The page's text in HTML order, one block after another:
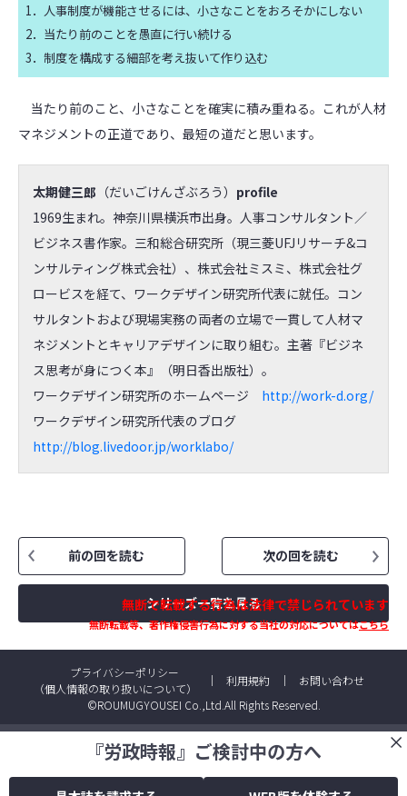
1．人事制度が機能させるには、小さなことをおろそかにしない
2．当たり前のことを愚直に行い続ける
3．制度を構成する細部を考え抜いて作り込む
当たり前のこと、小さなことを確実に積み重ねる。これが人材
マネジメントの正道であり、最短の道だと思います。
太期健三郎 （だいごけんざぶろう） profile
1969生まれ。神奈川県横浜市出身。人事コンサルタント／
ビジネス書作家。三和総合研究所（現三菱UFJリサーチ&コ
ンサルティング株式会社）、株式会社ミスミ、株式会社グ
ロービスを経て、ワークデザイン研究所代表に就任。コン
サルタントおよび現場実務の両者の立場で一貫して人材マ
ネジメントとキャリアデザインに取り組む。主著『ビジネ
ス思考が身につく本』（明日香出版社）。
ワークデザイン研究所のホームページ http://work-d.org/
ワークデザイン研究所代表のブログ
http://blog.livedoor.jp/worklabo/
前の回を読む
シリーズ一覧を見る
次の回を読む
無断で転載する行為は法律で禁じられています
無断転載等、著作権侵害行為に対する当社の対応についてはこちら
©ROUMUGYOUSEI Co.,Ltd.All Rights Reserved.
プライバシーポリシー
（個人情報の取り扱いについて）
利用規約 お問い合わせ
『労政時報』ご検討中の方へ